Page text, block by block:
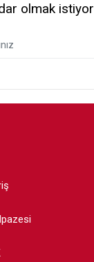
olmak